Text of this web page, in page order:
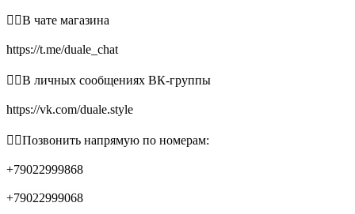
👉🏻В чате магазина
https://t.me/duale_chat
👉🏻В личных сообщениях ВК-группы
https://vk.com/duale.style
👉🏻Позвонить напрямую по номерам:
+79022999868
+79022999068